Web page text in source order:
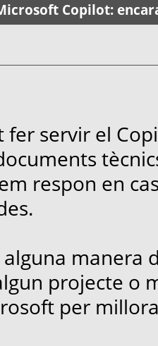
Copilot:
fer servir el
respon en
alguna manera
projecte o
per